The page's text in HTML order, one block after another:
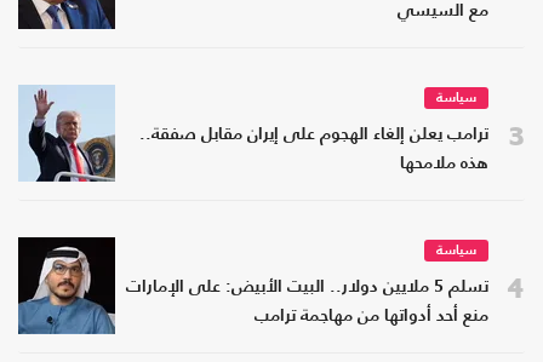
مع السيسي
3
سياسة
ترامب يعلن إلغاء الهجوم على إيران مقابل صفقة..
هذه ملامحها
4
سياسة
تسلم 5 ملايين دولار.. البيت الأبيض: على الإمارات
منع أحد أدواتها من مهاجمة ترامب